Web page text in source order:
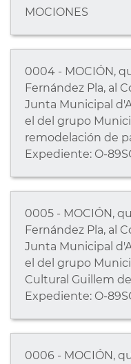
MOCIONES
0004 - MOCIÓN,
Fernández Pla, al
Junta Municipal
el del grupo
remodelación de
Expediente: O-
0005 - MOCIÓN,
Fernández Pla, al
Junta Municipal
el del grupo
Cultural Guillem
Expediente: O-
0006 - MOCIÓN,